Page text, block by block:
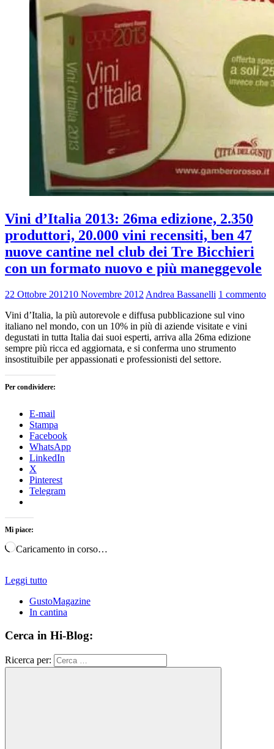
Vini d’Italia 2013: 26ma edizione, 2.350
produttori, 20.000 vini recensiti, ben 47
nuove cantine nel club dei Tre Bicchieri
con un formato nuovo e più maneggevole
22 Ottobre 201210 Novembre 2012 Andrea Bassanelli 1 commento
Vini d’Italia, la più autorevole e diffusa pubblicazione sul vino
italiano nel mondo, con un 10% in più di aziende visitate e vini
degustati in tutta Italia dai suoi esperti, arriva alla 26ma edizione
sempre più ricca ed aggiornata, e si conferma uno strumento
insostituibile per appassionati e professionisti del settore.
Per condividere:
E-mail
Stampa
Facebook
WhatsApp
LinkedIn
X
Pinterest
Telegram
Mi piace:
Caricamento in corso…
Leggi tutto
GustoMagazine
In cantina
Cerca in Hi-Blog:
Ricerca per: